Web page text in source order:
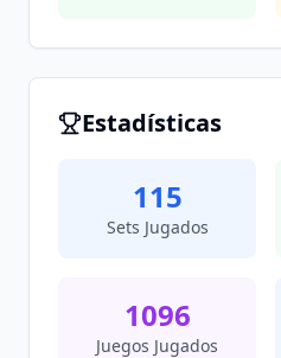
Estadísticas
115
Sets Jugados
1096
Juegos Jugados